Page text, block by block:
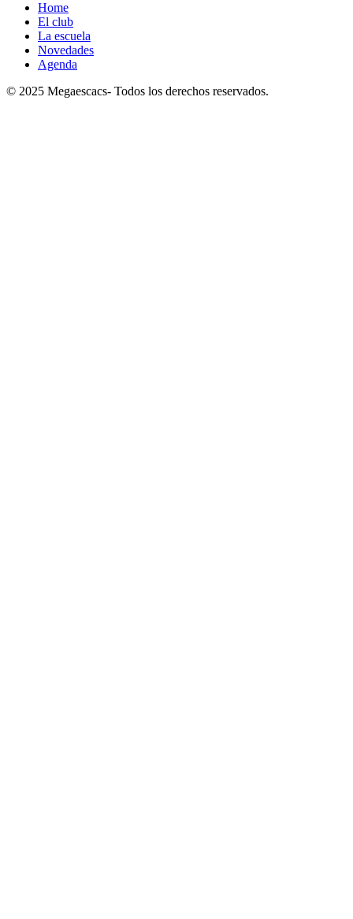
Home
El club
La escuela
Novedades
Agenda
© 2025 Megaescacs- Todos los derechos reservados.